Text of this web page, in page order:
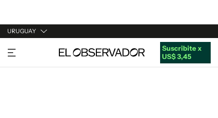
URUGUAY
URUGUAY
ARGENTINA
Suscribite x
US$ 3,45